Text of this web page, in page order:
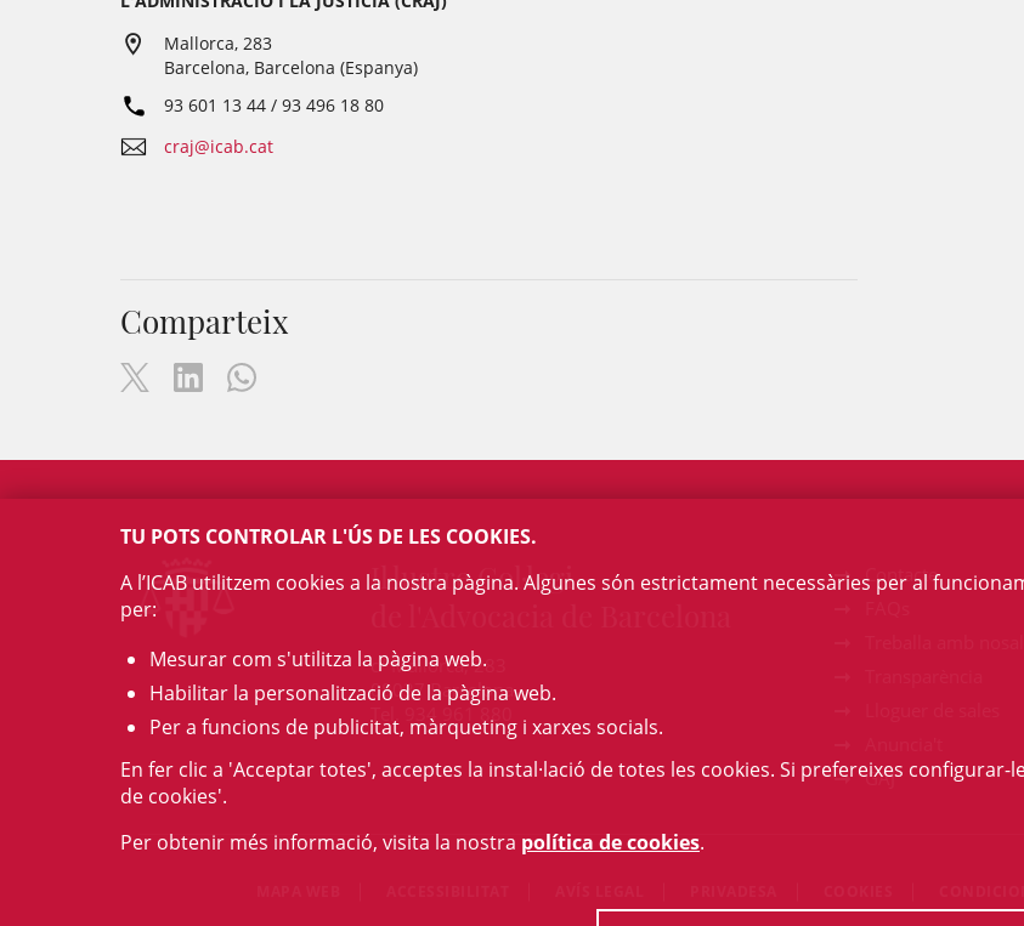
Mallorca, 283
Barcelona, Barcelona (Espanya)
93 601 13 44 / 93 496 18 80
craj@icab.cat
Comparteix
Il·lustre Col·legi
c/ Mallorca, 283
08037 Barcelona
Tel. 934 961 880
Contacte
GAJ
TU POTS CONTROLAR L'ÚS DE LES COOKIES.
A l’ICAB utilitzem cookies a la nostra pàgina. Algunes són estrictament necessàries per al
per:
Mesurar com s'utilitza la pàgina web.
Habilitar la personalització de la pàgina web.
Per a funcions de publicitat, màrqueting i xarxes socials.
En fer clic a 'Acceptar totes', acceptes la instal·lació de totes les cookies. Si prefereixes
de cookies'.
Per obtenir més informació, visita la nostra política de cookies.